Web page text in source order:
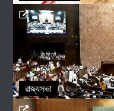
রাজ্যসভা